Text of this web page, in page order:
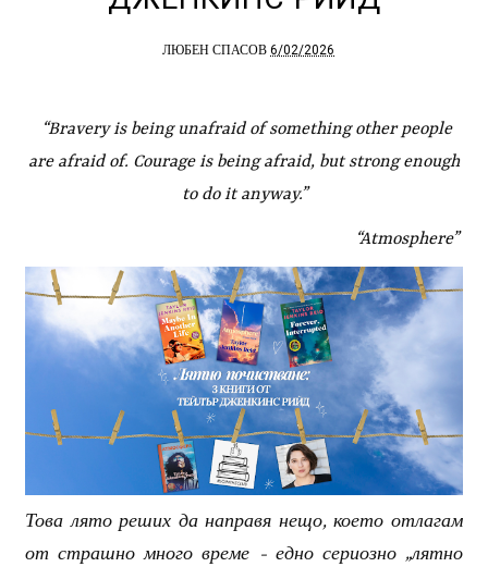
ЛЮБЕН СПАСОВ 6/02/2026
“Bravery is being unafraid of something other people
are afraid of. Courage is being afraid, but strong enough
to do it anyway.”
“Atmosphere”
Това лято реших да направя нещо, което отлагам
от страшно много време - едно сериозно „лятно